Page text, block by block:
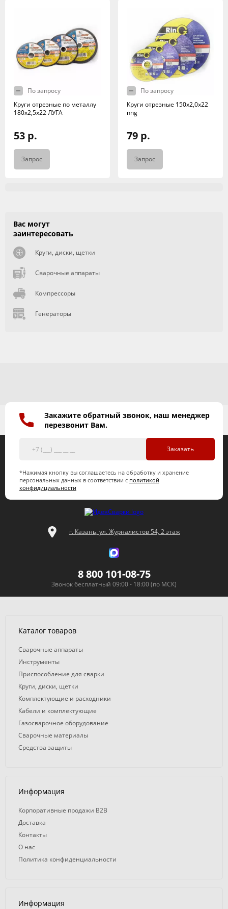
По запросу
Круги отрезные по металлу
180х2,5х22 ЛУГА
53 р.
Запрос
По запросу
Круги отрезные 150х2,0х22
nng
79 р.
Запрос
Вас могут
заинтересовать
Круги, диски, щетки
Сварочные аппараты
Компрессоры
Генераторы
Закажите обратный звонок, наш менеджер
перезвонит Вам.
Заказать
*Нажимая кнопку вы соглашаетесь на обработку и хранение
персональных данных в соответствии с политикой
конфидициальности
г. Казань, ул. Журналистов 54, 2 этаж
8 800 101-08-75
Звонок бесплатный 09:00 - 18:00 (по МСК)
Каталог товаров
Сварочные аппараты
Инструменты
Приспособление для сварки
Круги, диски, щетки
Комплектующие и расходники
Кабели и комплектующие
Газосварочное оборудование
Сварочные материалы
Средства защиты
Информация
Корпоративные продажи B2B
Доставка
Контакты
О нас
Политика конфиденциальности
Информация